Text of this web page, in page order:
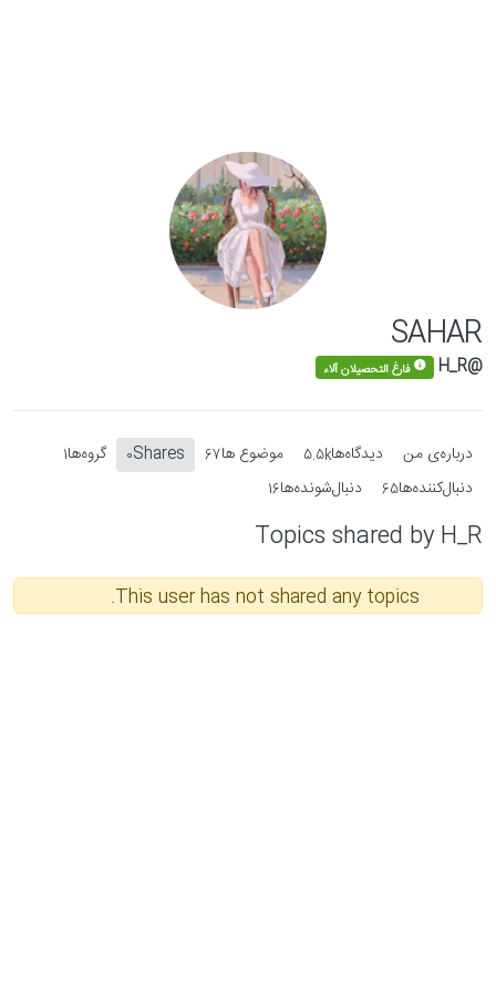
SAHAR
@H_R فارغ التحصیلان آلاء
درباره‌‌ی من دیدگاه‌ها5.5k موضوع ها67
Shares
0 گروه‌ها1
دنبال‌کننده‌ها65 دنبال‌شونده‌ها16
Topics shared by H_R
This user has not shared any topics.